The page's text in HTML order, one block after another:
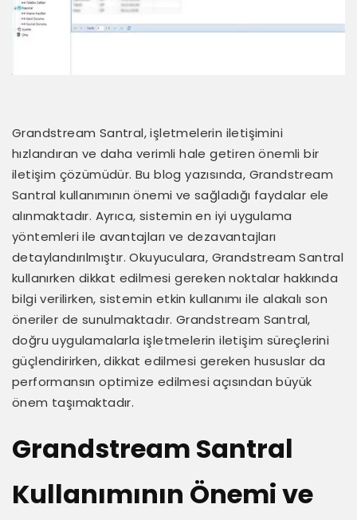
Grandstream Santral, işletmelerin iletişimini
hızlandıran ve daha verimli hale getiren önemli bir
iletişim çözümüdür. Bu blog yazısında, Grandstream
Santral kullanımının önemi ve sağladığı faydalar ele
alınmaktadır. Ayrıca, sistemin en iyi uygulama
yöntemleri ile avantajları ve dezavantajları
detaylandırılmıştır. Okuyuculara, Grandstream Santral
kullanırken dikkat edilmesi gereken noktalar hakkında
bilgi verilirken, sistemin etkin kullanımı ile alakalı son
öneriler de sunulmaktadır. Grandstream Santral,
doğru uygulamalarla işletmelerin iletişim süreçlerini
güçlendirirken, dikkat edilmesi gereken hususlar da
performansın optimize edilmesi açısından büyük
önem taşımaktadır.
Grandstream Santral
Kullanımının Önemi ve